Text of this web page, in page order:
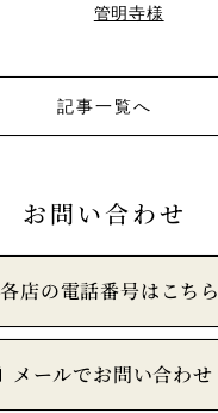
管明寺様
記事一覧へ
お問い合わせ
各店の電話番号はこちら
メールでお問い合わせ